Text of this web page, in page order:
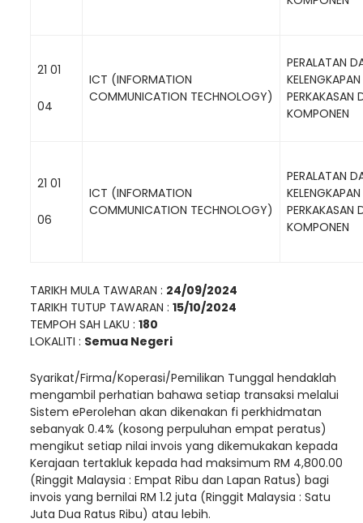
21 01
04
ICT (INFORMATION
COMMUNICATION TECHNOLOGY)
PERALATAN
PERKAKASAN
KOMPONEN
21 01
06
ICT (INFORMATION
COMMUNICATION TECHNOLOGY)
PERALATAN
PERKAKASAN
KOMPONEN
TARIKH MULA TAWARAN : 24/09/2024
TARIKH TUTUP TAWARAN : 15/10/2024
TEMPOH SAH LAKU : 180
LOKALITI : Semua Negeri
Syarikat/Firma/Koperasi/Pemilikan Tunggal hendaklah
mengambil perhatian bahawa setiap transaksi melalui
Sistem ePerolehan akan dikenakan fi perkhidmatan
sebanyak 0.4% (kosong perpuluhan empat peratus)
mengikut setiap nilai invois yang dikemukakan kepada
Kerajaan tertakluk kepada had maksimum RM 4,800.00
(Ringgit Malaysia : Empat Ribu dan Lapan Ratus) bagi
invois yang bernilai RM 1.2 juta (Ringgit Malaysia : Satu
Juta Dua Ratus Ribu) atau lebih.